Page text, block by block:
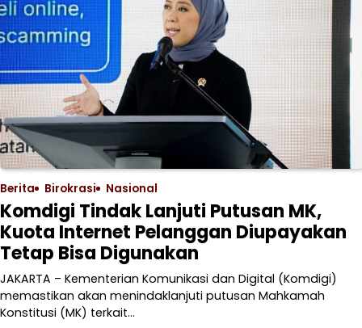
Berita Birokrasi Nasional
Komdigi Tindak Lanjuti Putusan MK,
Kuota Internet Pelanggan Diupayakan
Tetap Bisa Digunakan
JAKARTA – Kementerian Komunikasi dan Digital (Komdigi)
memastikan akan menindaklanjuti putusan Mahkamah
Konstitusi (MK) terkait…